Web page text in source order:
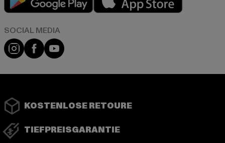
Instagram
FacebookYouTube
KOSTENLOSE RETOURE
TIEFPREISGARANTIE